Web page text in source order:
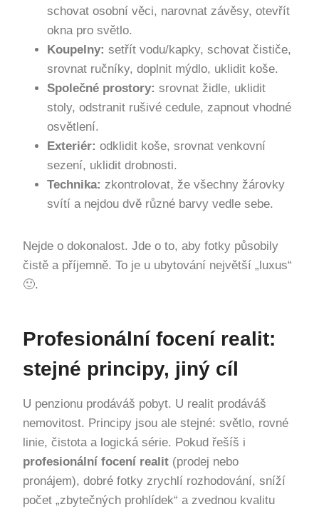
schovat osobní věci, narovnat závěsy, otevřít
okna pro světlo.
Koupelny: setřít vodu/kapky, schovat čističe,
srovnat ručníky, doplnit mýdlo, uklidit koše.
Společné prostory: srovnat židle, uklidit
stoly, odstranit rušivé cedule, zapnout vhodné
osvětlení.
Exteriér: odklidit koše, srovnat venkovní
sezení, uklidit drobnosti.
Technika: zkontrolovat, že všechny žárovky
svítí a nejdou dvě různé barvy vedle sebe.
Nejde o dokonalost. Jde o to, aby fotky působily
čistě a příjemně. To je u ubytování největší „luxus“
🙂.
Profesionální focení realit:
stejné principy, jiný cíl
U penzionu prodáváš pobyt. U realit prodáváš
nemovitost. Principy jsou ale stejné: světlo, rovné
linie, čistota a logická série. Pokud řešíš i
profesionální focení realit (prodej nebo
pronájem), dobré fotky zrychlí rozhodování, sníží
počet „zbytečných prohlídek“ a zvednou kvalitu